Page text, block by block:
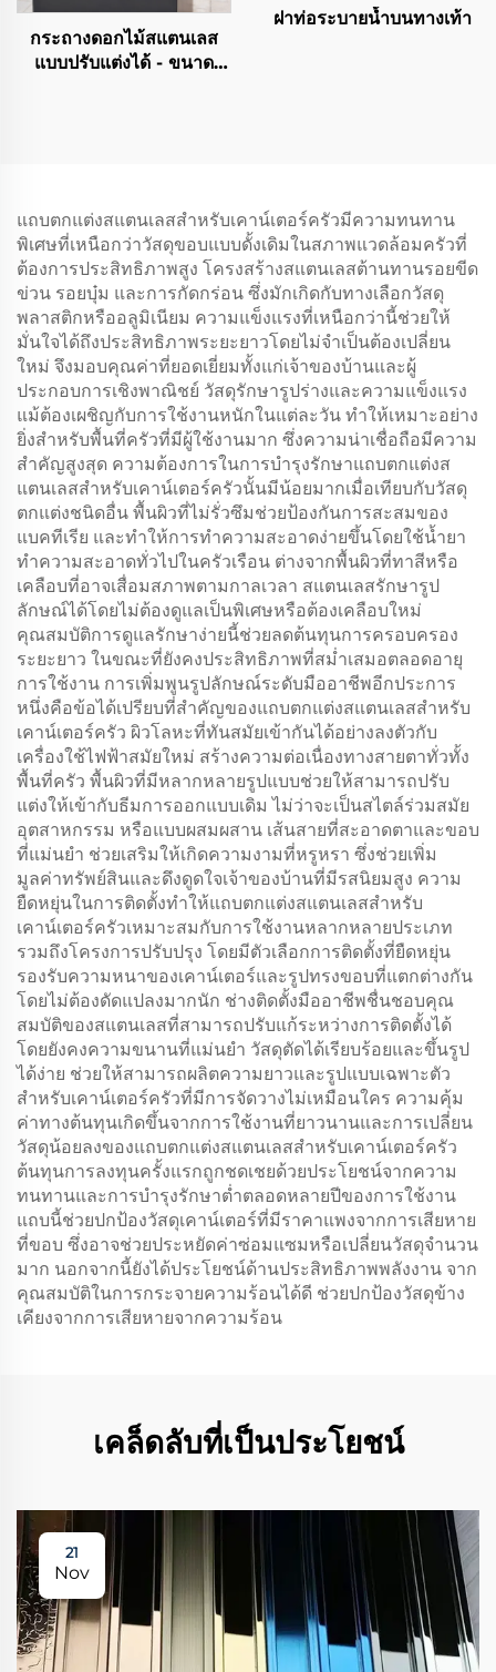
กระถางดอกไม้สแตนเลส
แบบปรับแต่งได้ - ขนาด
ฝาท่อระบายน้ำบนทางเท้า
แถบตกแต่งสแตนเลสสำหรับเคาน์เตอร์ครัวมีความทนทาน
พิเศษที่เหนือกว่าวัสดุขอบแบบดั้งเดิมในสภาพแวดล้อมครัวที่
ต้องการประสิทธิภาพสูง โครงสร้างสแตนเลสต้านทานรอยขีด
ข่วน รอยบุ๋ม และการกัดกร่อน ซึ่งมักเกิดกับทางเลือกวัสดุ
พลาสติกหรืออลูมิเนียม ความแข็งแรงที่เหนือกว่านี้ช่วยให้
มั่นใจได้ถึงประสิทธิภาพระยะยาวโดยไม่จำเป็นต้องเปลี่ยน
ใหม่ จึงมอบคุณค่าที่ยอดเยี่ยมทั้งแก่เจ้าของบ้านและผู้
ประกอบการเชิงพาณิชย์ วัสดุรักษารูปร่างและความแข็งแรง
แม้ต้องเผชิญกับการใช้งานหนักในแต่ละวัน ทำให้เหมาะอย่าง
ยิ่งสำหรับพื้นที่ครัวที่มีผู้ใช้งานมาก ซึ่งความน่าเชื่อถือมีความ
สำคัญสูงสุด ความต้องการในการบำรุงรักษาแถบตกแต่งส
แตนเลสสำหรับเคาน์เตอร์ครัวนั้นมีน้อยมากเมื่อเทียบกับวัสดุ
ตกแต่งชนิดอื่น พื้นผิวที่ไม่รั่วซึมช่วยป้องกันการสะสมของ
แบคทีเรีย และทำให้การทำความสะอาดง่ายขึ้นโดยใช้น้ำยา
ทำความสะอาดทั่วไปในครัวเรือน ต่างจากพื้นผิวที่ทาสีหรือ
เคลือบที่อาจเสื่อมสภาพตามกาลเวลา สแตนเลสรักษารูป
ลักษณ์ได้โดยไม่ต้องดูแลเป็นพิเศษหรือต้องเคลือบใหม่
คุณสมบัติการดูแลรักษาง่ายนี้ช่วยลดต้นทุนการครอบครอง
ระยะยาว ในขณะที่ยังคงประสิทธิภาพที่สม่ำเสมอตลอดอายุ
การใช้งาน การเพิ่มพูนรูปลักษณ์ระดับมืออาชีพอีกประการ
หนึ่งคือข้อได้เปรียบที่สำคัญของแถบตกแต่งสแตนเลสสำหรับ
เคาน์เตอร์ครัว ผิวโลหะที่ทันสมัยเข้ากันได้อย่างลงตัวกับ
เครื่องใช้ไฟฟ้าสมัยใหม่ สร้างความต่อเนื่องทางสายตาทั่วทั้ง
พื้นที่ครัว พื้นผิวที่มีหลากหลายรูปแบบช่วยให้สามารถปรับ
แต่งให้เข้ากับธีมการออกแบบเดิม ไม่ว่าจะเป็นสไตล์ร่วมสมัย
อุตสาหกรรม หรือแบบผสมผสาน เส้นสายที่สะอาดตาและขอบ
ที่แม่นยำ ช่วยเสริมให้เกิดความงามที่หรูหรา ซึ่งช่วยเพิ่ม
มูลค่าทรัพย์สินและดึงดูดใจเจ้าของบ้านที่มีรสนิยมสูง ความ
ยืดหยุ่นในการติดตั้งทำให้แถบตกแต่งสแตนเลสสำหรับ
เคาน์เตอร์ครัวเหมาะสมกับการใช้งานหลากหลายประเภท
รวมถึงโครงการปรับปรุง โดยมีตัวเลือกการติดตั้งที่ยืดหยุ่น
รองรับความหนาของเคาน์เตอร์และรูปทรงขอบที่แตกต่างกัน
โดยไม่ต้องดัดแปลงมากนัก ช่างติดตั้งมืออาชีพชื่นชอบคุณ
สมบัติของสแตนเลสที่สามารถปรับแก้ระหว่างการติดตั้งได้
โดยยังคงความขนานที่แม่นยำ วัสดุตัดได้เรียบร้อยและขึ้นรูป
ได้ง่าย ช่วยให้สามารถผลิตความยาวและรูปแบบเฉพาะตัว
สำหรับเคาน์เตอร์ครัวที่มีการจัดวางไม่เหมือนใคร ความคุ้ม
ค่าทางต้นทุนเกิดขึ้นจากการใช้งานที่ยาวนานและการเปลี่ยน
วัสดุน้อยลงของแถบตกแต่งสแตนเลสสำหรับเคาน์เตอร์ครัว
ต้นทุนการลงทุนครั้งแรกถูกชดเชยด้วยประโยชน์จากความ
ทนทานและการบำรุงรักษาต่ำตลอดหลายปีของการใช้งาน
แถบนี้ช่วยปกป้องวัสดุเคาน์เตอร์ที่มีราคาแพงจากการเสียหาย
ที่ขอบ ซึ่งอาจช่วยประหยัดค่าซ่อมแซมหรือเปลี่ยนวัสดุจำนวน
มาก นอกจากนี้ยังได้ประโยชน์ด้านประสิทธิภาพพลังงาน จาก
คุณสมบัติในการกระจายความร้อนได้ดี ช่วยปกป้องวัสดุข้าง
เคียงจากการเสียหายจากความร้อน
เคล็ดลับที่เป็นประโยชน์
21
Nov